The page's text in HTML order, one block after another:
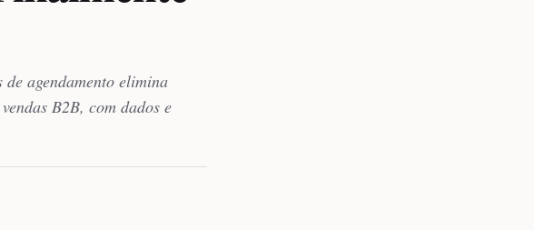
agendamento elimina
B2B, com dados e